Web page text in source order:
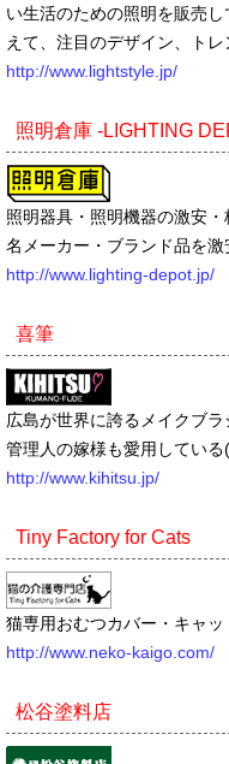
い生活のための照明を販売
えて、注目のデザイン、トレ
http://www.lightstyle.jp/
照明倉庫 -LIGHTING
照明器具・照明機器の激安
名メーカー・ブランド品を激
http://www.lighting-depot.jp/
喜筆
広島が世界に誇るメイクブラ
管理人の嫁様も愛用している
http://www.kihitsu.jp/
Tiny Factory for Cats
猫専用おむつカバー・キャ
http://www.neko-kaigo.com/
松谷塗料店